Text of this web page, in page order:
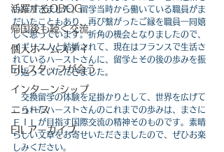
活躍するOBOG
帰国後も続く交流
個人ホームステイ
EILスタッフが会う
インターンシップ
ニュース
EILアーカイブ
いただきました。留学当時から働いている職員がま
だいたこともあり、再び繋がったご縁を職員一同嬉
しく思っています。折角の機会となりましたので、
イギリス人と結婚されて、現在はフランスで生活さ
れているハーストさんに、留学とその後の歩みを振
り返っていただきました。
交換留学の体験を足掛かりとして、世界を広げて
こられたハーストさんのこれまでの歩みは、まさに
ＥＩＬが目指す国際交流の精神そのものです。素晴
らしい文章をお寄せいただきましたので、ぜひお楽
しみください。